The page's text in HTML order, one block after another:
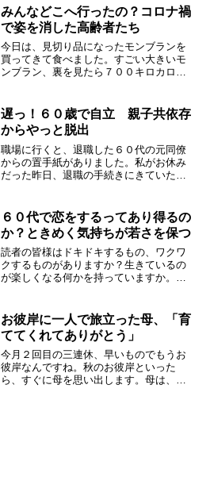
きつい性格が苦手でした。彼女も暇、私
も暇ということで、会う...
みんなどこへ行ったの？コロナ禍
で姿を消した高齢者たち
今日は、見切り品になったモンブランを
買ってきて食べました。すごい大きいモ
ンブラン、裏を見たら７００キロカロリ
と４０代の同僚が真似して買っていきま
した。５０代同僚は、旦那...
遅っ！６０歳で自立 親子共依存
からやっと脱出
職場に行くと、退職した６０代の元同僚
からの置手紙がありました。私がお休み
だった昨日、退職の手続きにきていたよ
緒に仕事ができて楽しかったです、あり
がとう。 またこの職場に...
６０代で恋をするってあり得るの
か？ときめく気持ちが若さを保つ
読者の皆様はドキドキするもの、ワクワ
クするものがありますか？生きているの
が楽しくなる何かを持っていますか。６
で、ドキドキする感情は年齢は関係ない
のかもしれない。熟年お見合...
お彼岸に一人で旅立った母、「育
ててくれてありがとう」
今月２回目の三連休、早いものでもうお
彼岸なんですね。秋のお彼岸といった
ら、すぐに母を思い出します。母は、お